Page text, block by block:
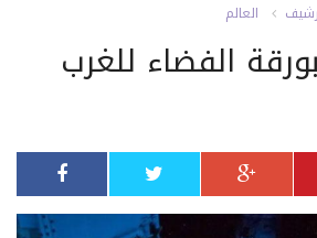
العالم
الفضاء للغرب